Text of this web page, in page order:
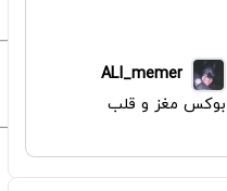
ALI_memer
بوکس مغز و قلب